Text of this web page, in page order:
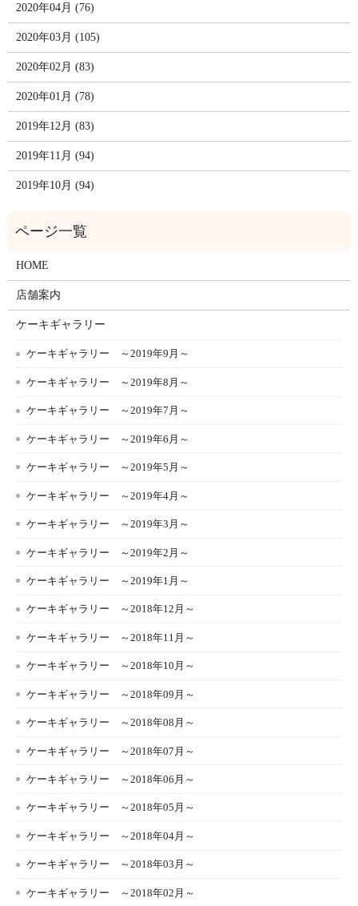
2020年04月 (76)
2020年03月 (105)
2020年02月 (83)
2020年01月 (78)
2019年12月 (83)
2019年11月 (94)
2019年10月 (94)
HOME
店舗案内
ケーキギャラリー
ケーキギャラリー ～2019年9月～
ケーキギャラリー ～2019年8月～
ケーキギャラリー ～2019年7月～
ケーキギャラリー ～2019年6月～
ケーキギャラリー ～2019年5月～
ケーキギャラリー ～2019年4月～
ケーキギャラリー ～2019年3月～
ケーキギャラリー ～2019年2月～
ケーキギャラリー ～2019年1月～
ケーキギャラリー ～2018年12月～
ケーキギャラリー ～2018年11月～
ケーキギャラリー ～2018年10月～
ケーキギャラリー ～2018年09月～
ケーキギャラリー ～2018年08月～
ケーキギャラリー ～2018年07月～
ケーキギャラリー ～2018年06月～
ケーキギャラリー ～2018年05月～
ケーキギャラリー ～2018年04月～
ケーキギャラリー ～2018年03月～
ケーキギャラリー ～2018年02月～